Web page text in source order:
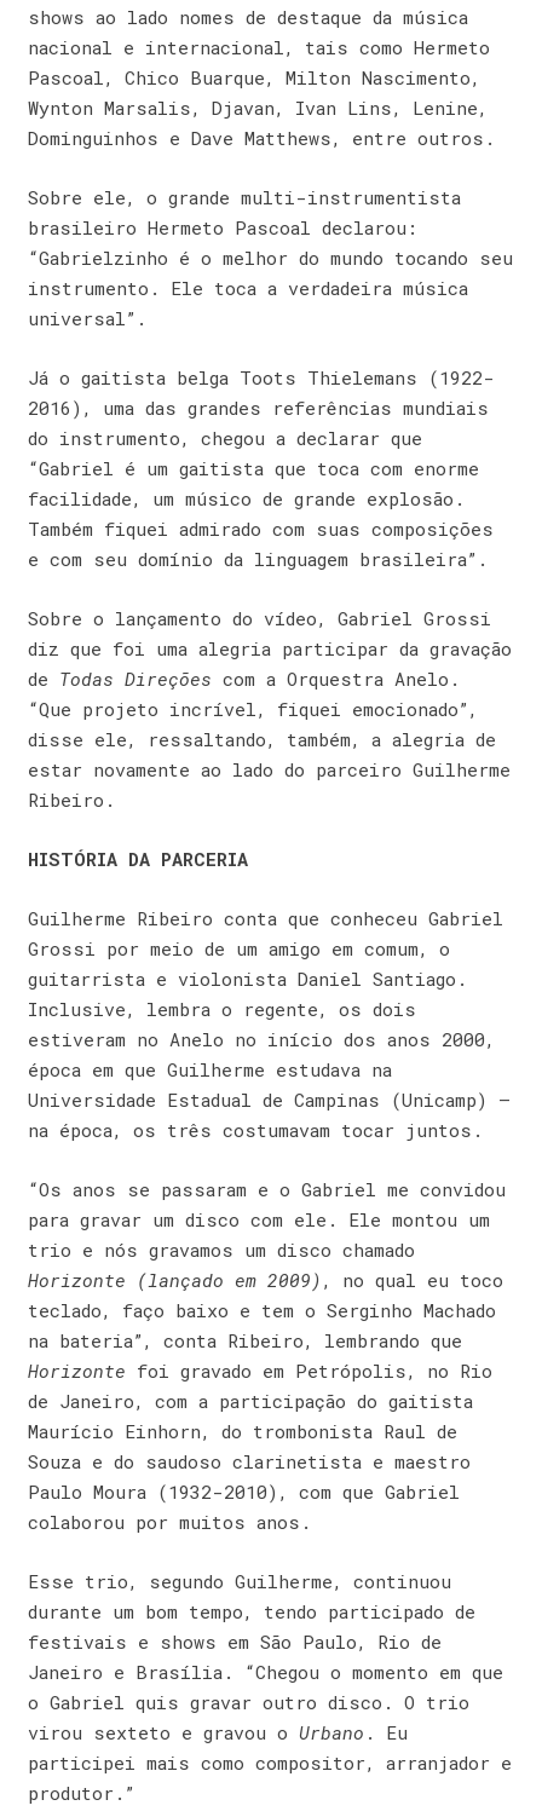
shows ao lado nomes de destaque da música
nacional e internacional, tais como Hermeto
Pascoal, Chico Buarque, Milton Nascimento,
Wynton Marsalis, Djavan, Ivan Lins, Lenine,
Dominguinhos e Dave Matthews, entre outros.
Sobre ele, o grande multi-instrumentista
brasileiro Hermeto Pascoal declarou:
“Gabrielzinho é o melhor do mundo tocando seu
instrumento. Ele toca a verdadeira música
universal”.
Já o gaitista belga Toots Thielemans (1922-
2016), uma das grandes referências mundiais
do instrumento, chegou a declarar que
“Gabriel é um gaitista que toca com enorme
facilidade, um músico de grande explosão.
Também fiquei admirado com suas composições
e com seu domínio da linguagem brasileira”.
Sobre o lançamento do vídeo, Gabriel Grossi
diz que foi uma alegria participar da gravação
de Todas Direções com a Orquestra Anelo.
“Que projeto incrível, fiquei emocionado”,
disse ele, ressaltando, também, a alegria de
estar novamente ao lado do parceiro Guilherme
Ribeiro.
HISTÓRIA DA PARCERIA
Guilherme Ribeiro conta que conheceu Gabriel
Grossi por meio de um amigo em comum, o
guitarrista e violonista Daniel Santiago.
Inclusive, lembra o regente, os dois
estiveram no Anelo no início dos anos 2000,
época em que Guilherme estudava na
Universidade Estadual de Campinas (Unicamp) –
na época, os três costumavam tocar juntos.
“Os anos se passaram e o Gabriel me convidou
para gravar um disco com ele. Ele montou um
trio e nós gravamos um disco chamado
Horizonte (lançado em 2009) , no qual eu toco
teclado, faço baixo e tem o Serginho Machado
na bateria”, conta Ribeiro, lembrando que
Horizonte foi gravado em Petrópolis, no Rio
de Janeiro, com a participação do gaitista
Maurício Einhorn, do trombonista Raul de
Souza e do saudoso clarinetista e maestro
Paulo Moura (1932-2010), com que Gabriel
colaborou por muitos anos.
Esse trio, segundo Guilherme, continuou
durante um bom tempo, tendo participado de
festivais e shows em São Paulo, Rio de
Janeiro e Brasília. “Chegou o momento em que
o Gabriel quis gravar outro disco. O trio
virou sexteto e gravou oUrbano . Eu
participei mais como compositor, arranjador e
produtor.”